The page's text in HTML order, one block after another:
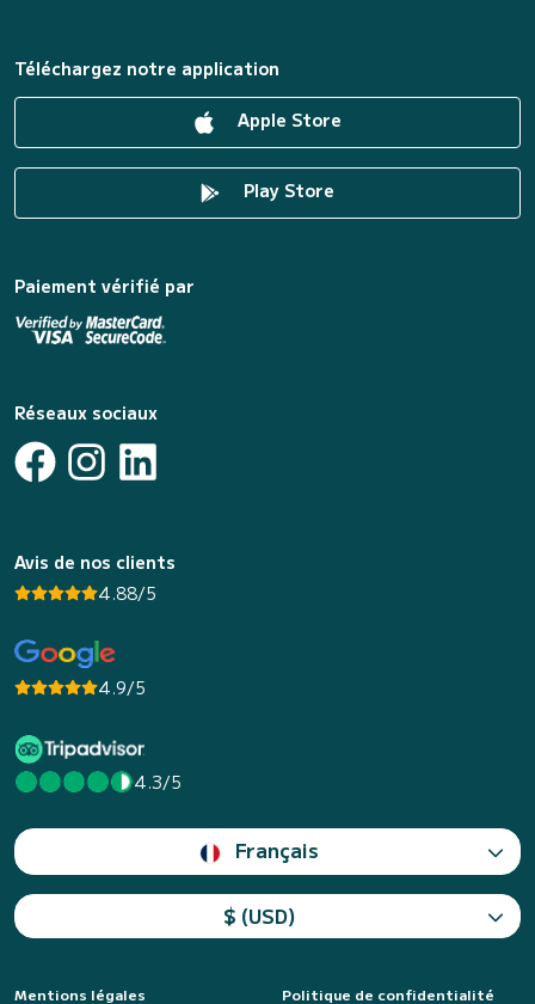
Téléchargez notre application
Apple Store
Play Store
Paiement vérifié par
Réseaux sociaux
Avis de nos clients
4.88/5
4.9/5
4.3/5
Français
$ (USD)
Mentions légales Politique de confidentialité